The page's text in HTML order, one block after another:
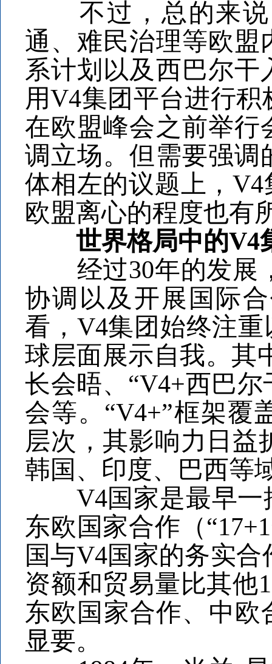
不过，总的来说
通、难民治理等欧盟
系计划以及西巴尔
用V4集团平台进行
在欧盟峰会之前举行
调立场。但需要强调
体相左的议题上，
欧盟离心的程度也有
世界格局中的V4
经过30年的发展，
协调以及开展国际
看，V4集团始终注
球层面展示自我。其
长会晤、“V4+西巴
会等。“V4+”框架覆
层次，其影响力日益
韩国、印度、巴西等
V4国家是最早一
东欧国家合作（
国与V4国家的务实
资额和贸易量比其
东欧国家合作、中欧
显要。